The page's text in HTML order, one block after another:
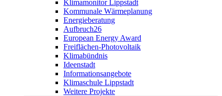
Klimamonitor Lippstadt
Kommunale Wärmeplanung
Energieberatung
Aufbruch26
European Energy Award
Freiflächen-Photovoltaik
Klimabündnis
Ideenstadt
Informationsangebote
Klimaschule Lippstadt
Weitere Projekte